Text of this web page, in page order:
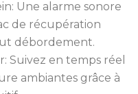
Une alarme sonore
de récupération
débordement.
Suivez en temps réel
ambiantes grâce à